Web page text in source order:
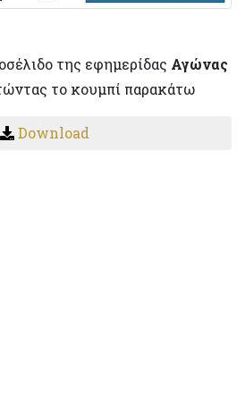
της εφημερίδας Αγώνας
το κουμπί παρακάτω
Download